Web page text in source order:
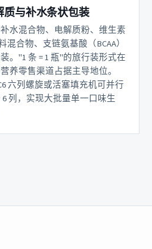
质与补水条状包装
水混合物、电解质粉、维生素
混合物、支链氨基酸（BCAA）
。"1 条 = 1 瓶"的旅行装形式在
养零售渠道占据主导地位。
六列螺旋或活塞填充机可并行
6 列，实现大批量单一口味生